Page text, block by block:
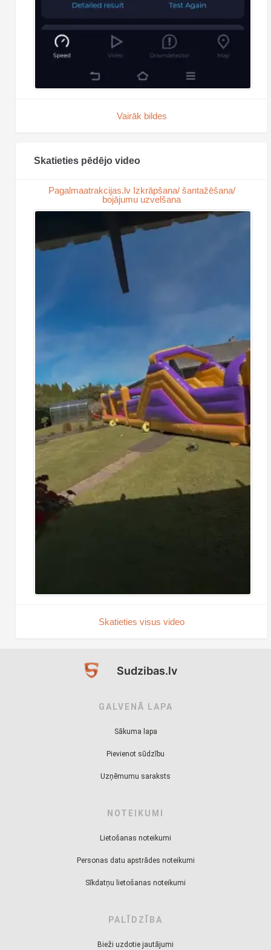
Vairāk bildes
Skatieties pēdējo video
Pagalmaatrakcijas.lv Izkrāpšana/ šantažēšana/
bojājumu uzvelšana
Skatieties visus video
Sudzibas.lv
GALVENĀ LAPA
Sākuma lapa
Pievienot sūdzību
Uzņēmumu saraksts
NOTEIKUMI
Lietošanas noteikumi
Personas datu apstrādes noteikumi
Sīkdatņu lietošanas noteikumi
PALĪDZĪBA
Bieži uzdotie jautājumi